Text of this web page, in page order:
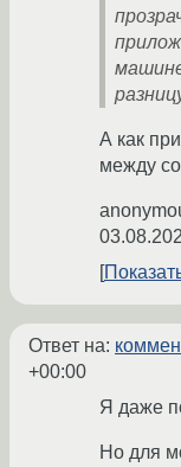
А как
между
Ответ на:
+00:00
Я даже
Но для